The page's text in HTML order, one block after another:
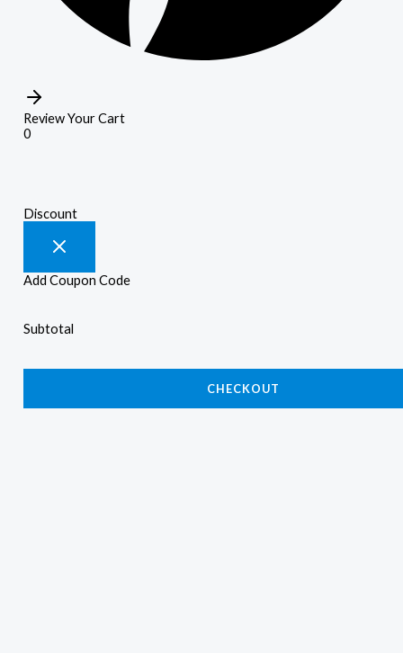
Review Your Cart
0
Discount
Add Coupon Code
Subtotal
CHECKOUT